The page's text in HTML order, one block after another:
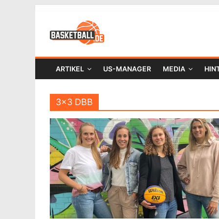
ARTIKEL US-MANAGER MEDIA
3×3 DBB